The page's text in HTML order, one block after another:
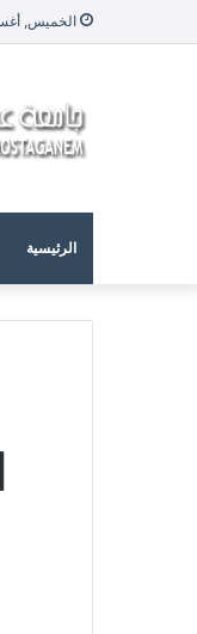
الخميس,
الرئيسية